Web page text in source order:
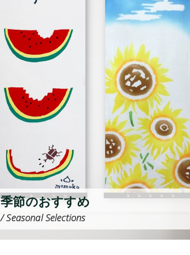
季節のおすすめ
/ Seasonal Selections